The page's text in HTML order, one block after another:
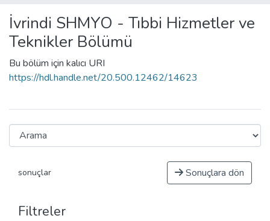
İvrindi SHMYO - Tıbbi Hizmetler ve
Teknikler Bölümü
Bu bölüm için kalıcı URI
https://hdl.handle.net/20.500.12462/14623
sonuçlar Sonuçlara dön
Filtreler